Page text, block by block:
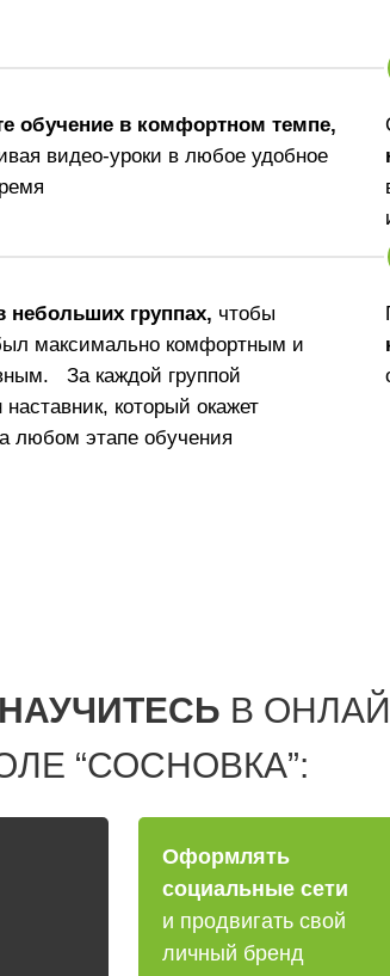
обучение в комфортном темпе,
видео-уроки в любое удобное
небольших группах, чтобы
максимально комфортным и
За каждой группой
наставник, который окажет
любом этапе обучения
В
“СОСНОВКА”:
Оформлять
социальные сети
и продвигать свой
личный бренд